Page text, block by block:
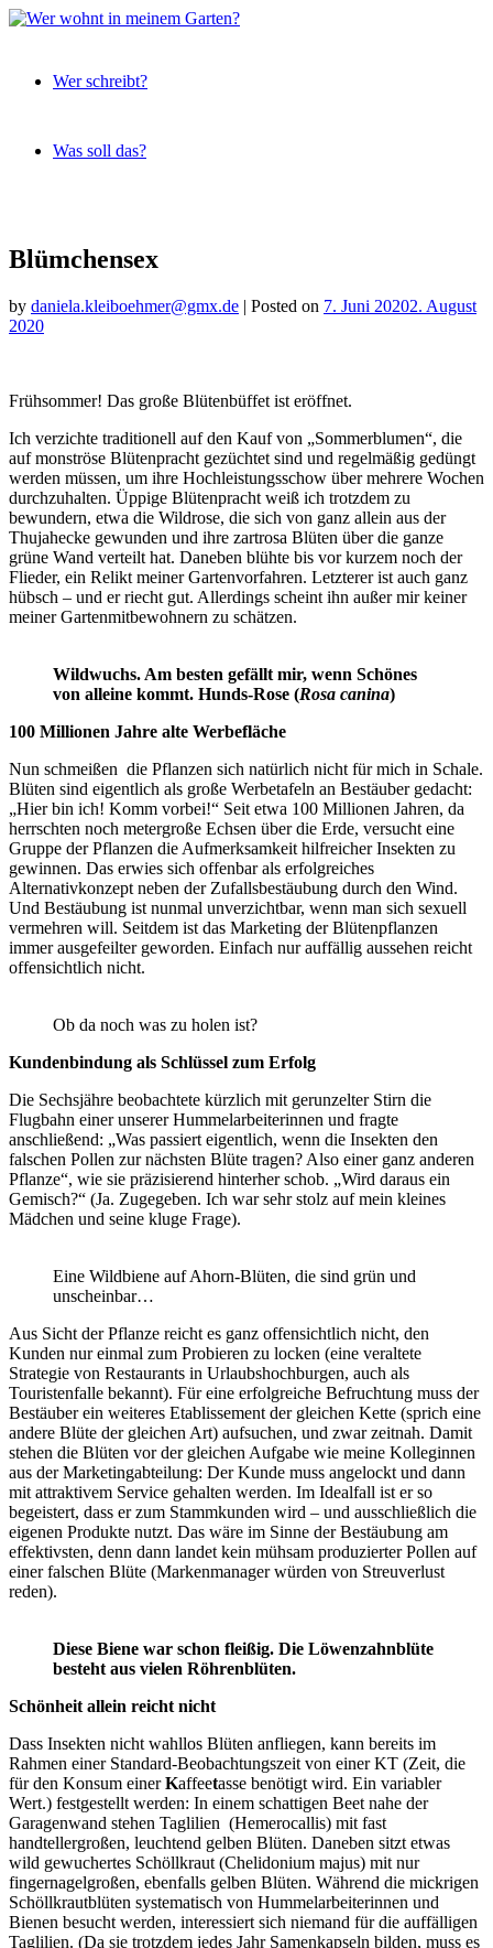
wohnt
meinem
vor der
Terrassentür
Wer schreibt?
Was soll das?
content
Blümchensex
by daniela.kleiboehmer@gmx.de | Posted on 7. Juni 20202. August
2020
Frühsommer! Das große Blütenbüffet ist eröffnet.
Ich verzichte traditionell auf den Kauf von „Sommerblumen“, die
auf monströse Blütenpracht gezüchtet sind und regelmäßig gedüngt
werden müssen, um ihre Hochleistungsschow über mehrere Wochen
durchzuhalten. Üppige Blütenpracht weiß ich trotzdem zu
bewundern, etwa die Wildrose, die sich von ganz allein aus der
Thujahecke gewunden und ihre zartrosa Blüten über die ganze
grüne Wand verteilt hat. Daneben blühte bis vor kurzem noch der
Flieder, ein Relikt meiner Gartenvorfahren. Letzterer ist auch ganz
hübsch – und er riecht gut. Allerdings scheint ihn außer mir keiner
meiner Gartenmitbewohnern zu schätzen.
Wildwuchs. Am besten gefällt mir, wenn Schönes
von alleine kommt. Hunds-Rose (Rosa canina)
100 Millionen Jahre alte Werbefläche
Nun schmeißen die Pflanzen sich natürlich nicht für mich in Schale.
Blüten sind eigentlich als große Werbetafeln an Bestäuber gedacht:
„Hier bin ich! Komm vorbei!“ Seit etwa 100 Millionen Jahren, da
herrschten noch metergroße Echsen über die Erde, versucht eine
Gruppe der Pflanzen die Aufmerksamkeit hilfreicher Insekten zu
gewinnen. Das erwies sich offenbar als erfolgreiches
Alternativkonzept neben der Zufallsbestäubung durch den Wind.
Und Bestäubung ist nunmal unverzichtbar, wenn man sich sexuell
vermehren will. Seitdem ist das Marketing der Blütenpflanzen
immer ausgefeilter geworden. Einfach nur auffällig aussehen reicht
offensichtlich nicht.
Ob da noch was zu holen ist?
Kundenbindung als Schlüssel zum Erfolg
Die Sechsjähre beobachtete kürzlich mit gerunzelter Stirn die
Flugbahn einer unserer Hummelarbeiterinnen und fragte
anschließend: „Was passiert eigentlich, wenn die Insekten den
falschen Pollen zur nächsten Blüte tragen? Also einer ganz anderen
Pflanze“, wie sie präzisierend hinterher schob. „Wird daraus ein
Gemisch?“ (Ja. Zugegeben. Ich war sehr stolz auf mein kleines
Mädchen und seine kluge Frage).
Eine Wildbiene auf Ahorn-Blüten, die sind grün und
unscheinbar…
Aus Sicht der Pflanze reicht es ganz offensichtlich nicht, den
Kunden nur einmal zum Probieren zu locken (eine veraltete
Strategie von Restaurants in Urlaubshochburgen, auch als
Touristenfalle bekannt). Für eine erfolgreiche Befruchtung muss der
Bestäuber ein weiteres Etablissement der gleichen Kette (sprich eine
andere Blüte der gleichen Art) aufsuchen, und zwar zeitnah. Damit
stehen die Blüten vor der gleichen Aufgabe wie meine Kolleginnen
aus der Marketingabteilung: Der Kunde muss angelockt und dann
mit attraktivem Service gehalten werden. Im Idealfall ist er so
begeistert, dass er zum Stammkunden wird – und ausschließlich die
eigenen Produkte nutzt. Das wäre im Sinne der Bestäubung am
effektivsten, denn dann landet kein mühsam produzierter Pollen auf
einer falschen Blüte (Markenmanager würden von Streuverlust
reden).
Diese Biene war schon fleißig. Die Löwenzahnblüte
besteht aus vielen Röhrenblüten.
Schönheit allein reicht nicht
Dass Insekten nicht wahllos Blüten anfliegen, kann bereits im
Rahmen einer Standard-Beobachtungszeit von einer KT (Zeit, die
für den Konsum einerKaffeetasse benötigt wird. Ein variabler
Wert.) festgestellt werden: In einem schattigen Beet nahe der
Garagenwand stehen Taglilien (Hemerocallis) mit fast
handtellergroßen, leuchtend gelben Blüten. Daneben sitzt etwas
wild gewuchertes Schöllkraut (Chelidonium majus) mit nur
fingernagelgroßen, ebenfalls gelben Blüten. Während die mickrigen
Schöllkrautblüten systematisch von Hummelarbeiterinnen und
Bienen besucht werden, interessiert sich niemand für die auffälligen
Taglilien. (Da sie trotzdem jedes Jahr Samenkapseln bilden, muss es